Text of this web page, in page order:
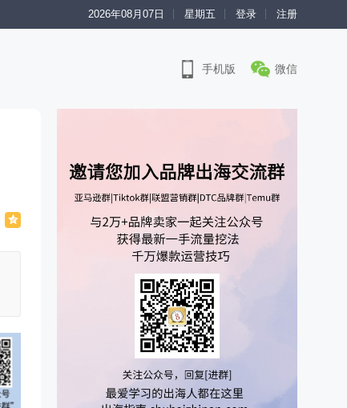
2026年08月07日 星期五 登录 注册
手机版 微信